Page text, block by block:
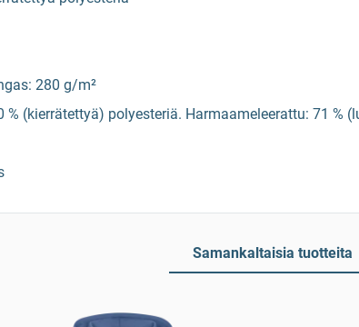
280 g/m²
(kierrätettyä) polyesteriä. Harmaameleerattu: 71 %
Samankaltaisia tuotteita